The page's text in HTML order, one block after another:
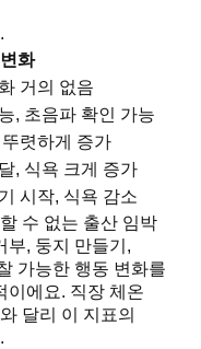
화
거의 없음
, 초음파 확인 가능
렷하게 증가
, 식욕 크게 증가
시작, 식욕 감소
수 없는 출산 임박
부, 둥지 만들기,
가능한 행동 변화를
이에요. 직장 체온
달리 이 지표의